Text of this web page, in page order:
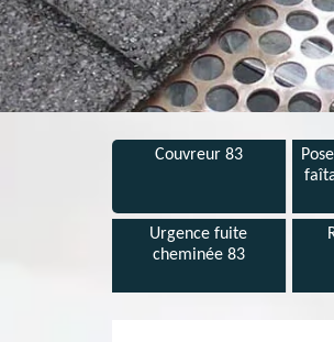
Couvreur 83
Urgence fuite
cheminée 83